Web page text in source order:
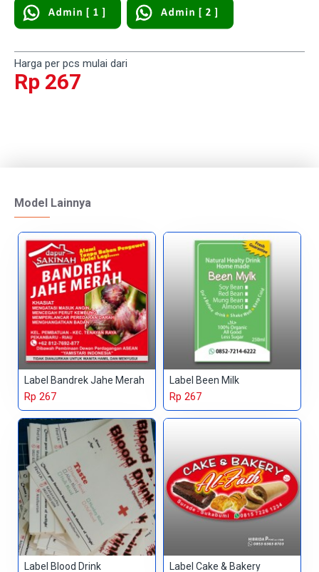
Harga per pcs mulai dari
Rp 267
Model Lainnya
Label Bandrek Jahe Merah
Rp 267
Label Been Milk
Rp 267
Label Blood Drink Label Cake & Bakery